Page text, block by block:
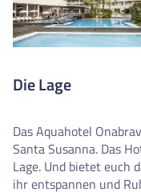
Die Lage
Das Aquahotel
Santa Susanna. Das
Lage. Und bietet euch
ihr entspannen und